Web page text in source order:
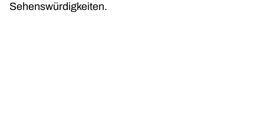
Sehenswürdigkeiten.